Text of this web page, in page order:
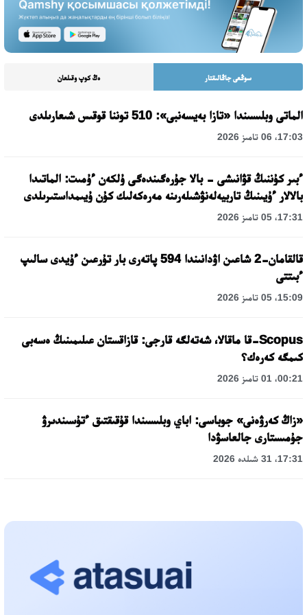
سوڭعى جاڭالىقتار ەڭ كوپ وقىلعان
الماتى وبلىسىندا «تازا بەيسەنبى»: 510 توننا قوقىس شىعارىلدى
17:03، 06 تامىز 2026
ءبىر كۇننىڭ قۋانىشى - بالا جۇرەگىندەگى ۇلكەن ءۇمىت: الماتىدا
بالالار ءۇيىنىڭ تاربيەلەنۋشىلەرىنە مەرەكەلىك كۇن ۇيىمداستىرىلدى
17:31، 05 تامىز 2026
قالقامان-2 شاعىن اۋدانىندا 594 پاتەرى بار تۇرعىن ءۇيدى سالىپ
ءبىتتى
15:09، 05 تامىز 2026
Scopus-قا ماقالا، شەتەلگە قارجى: قازاقستان عىلىمىنىڭ ەسەبى
كىمگە كەرەك؟
00:21، 01 تامىز 2026
«زاڭ كەرۋەنى» جوباسى: اباي وبلىسىندا قۇقىقتىق ءتۇسىندىرۋ
جۇمىستارى جالعاسۋدا
17:31، 31 شىلدە 2026
جوسپارلانۋدا
اسحات اسىلبەكوۆ: كۇشتى بيلىككە كۇشتى تۇلعالار كەرەك!